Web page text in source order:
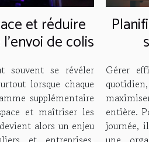
et réduire
de colis
souvent se révéler
lorsque chaque
supplémentaire
et maîtriser les
alors un enjeu
Gérer
entière.
journée,